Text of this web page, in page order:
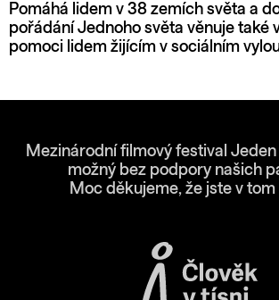
Pomáhá lidem v 38 zemích světa a
pořádání Jednoho světa věnuje také
pomoci lidem žijícím v sociálním
Mezinárodní filmový festival Jeden
možný bez podpory našich
Moc děkujeme, že jste v tom